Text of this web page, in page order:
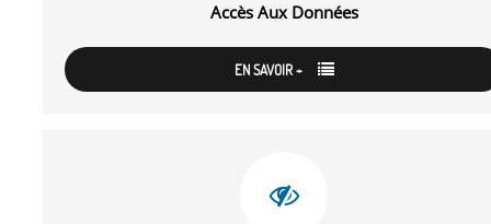
Accès Aux Données
EN SAVOIR +